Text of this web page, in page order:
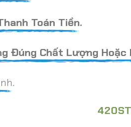
Toán Tiền.
Đúng Chất Lượng Hoặc